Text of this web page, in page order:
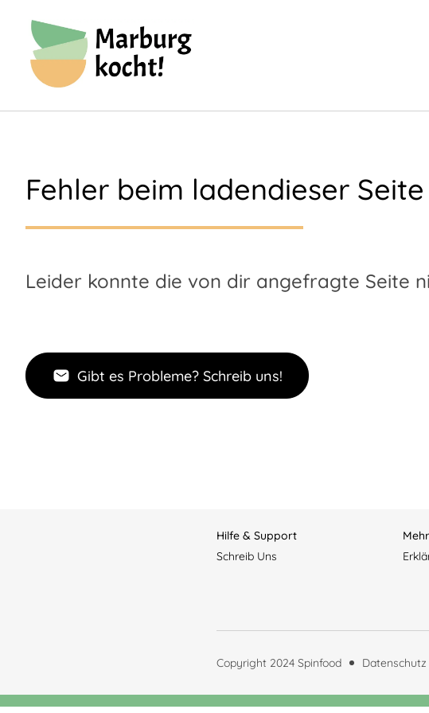
Fehler beim ladendieser Seite
Leider konnte die von dir angefragte Seite
Gibt es Probleme? Schreib uns!
Hilfe & Support
Schreib Uns
Copyright 2024 Spinfood Datenschutz